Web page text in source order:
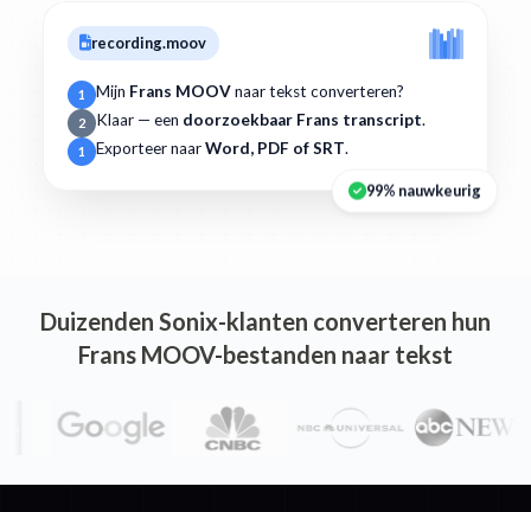
recording.moov
1 Mijn Frans MOOVnaar tekst converteren?
2 Klaar — een doorzoekbaar Frans transcript.
1 Exporteer naarWord, PDF of SRT.
99% nauwkeurig
Duizenden Sonix-klanten converteren hun
Frans MOOV-bestanden naar tekst